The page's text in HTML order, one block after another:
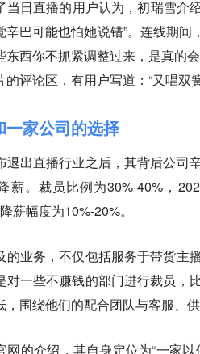
当日直播的用户认为，初瑞雪介
辛巴可能也怕她说错”。连线期间
东西你不抓紧调整过来，是真的
的评论区，有用户写道：“又唱双
一家公司的选择
退出直播行业之后，其背后公司
薪。裁员比例为30%-40%，
薪幅度为10%-20%。
的业务，不仅包括服务于带货主
对一些不赚钱的部门进行裁员，
，围绕他们的配合团队与客服、
网的介绍，其自身定位为“一家